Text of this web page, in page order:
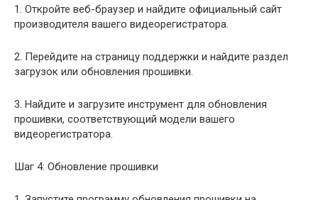
1. Откройте веб-браузер и найдите официальный сайт
производителя вашего видеорегистратора.
2. Перейдите на страницу поддержки и найдите раздел
загрузок или обновления прошивки.
3. Найдите и загрузите инструмент для обновления
прошивки, соответствующий модели вашего
видеорегистратора.
Шаг 4: Обновление прошивки